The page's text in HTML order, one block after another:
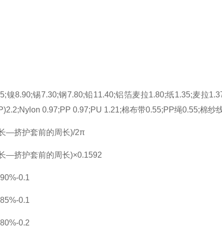
镍8.90;锡7.30;钢7.80;铅11.40;铝箔麦拉1.80;纸1.35;麦拉
0.97;PP 0.97;PU 1.21;棉布带0.55;PP绳0.55;棉纱
—挤护套前的周长)/2π
—挤护套前的周长)×0.1592
0.1
0.1
0.2